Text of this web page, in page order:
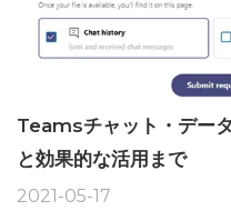
Teamsチャット・デー
と効果的な活用まで
2021-05-17